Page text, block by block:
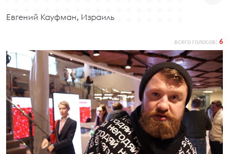
Евгений Кауфман, Израиль
всего голосов: 6